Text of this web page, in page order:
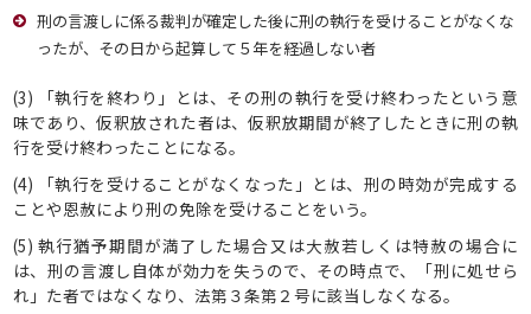
刑の言渡しに係る裁判が確定した後に刑の執行を受けることがなくな
ったが、その日から起算して５年を経過しない者
(3) 「執行を終わり」とは、その刑の執行を受け終わったという意
味であり、仮釈放された者は、仮釈放期間が終了したときに刑の執
行を受け終わったことになる。
(4) 「執行を受けることがなくなった」とは、刑の時効が完成する
ことや恩赦により刑の免除を受けることをいう。
(5) 執行猶予期間が満了した場合又は大赦若しくは特赦の場合に
は、刑の言渡し自体が効力を失うので、その時点で、「刑に処せら
れ」た者ではなくなり、法第３条第２号に該当しなくなる。